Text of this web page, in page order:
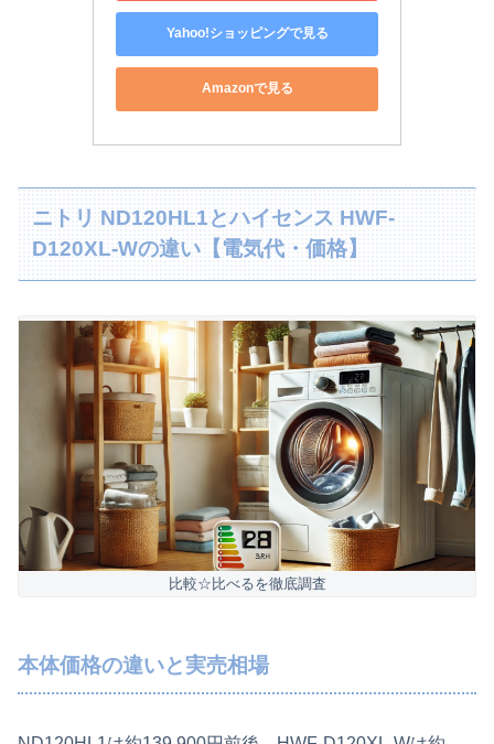
Yahoo!ショッピングで見る
Amazonで見る
ニトリ ND120HL1とハイセンス HWF-
D120XL-Wの違い【電気代・価格】
比較☆比べるを徹底調査
本体価格の違いと実売相場